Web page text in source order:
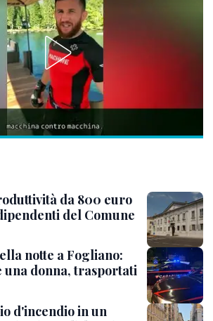
da 800 euro
del Comune
notte a Fogliano:
una donna, trasportati
d'incendio in un